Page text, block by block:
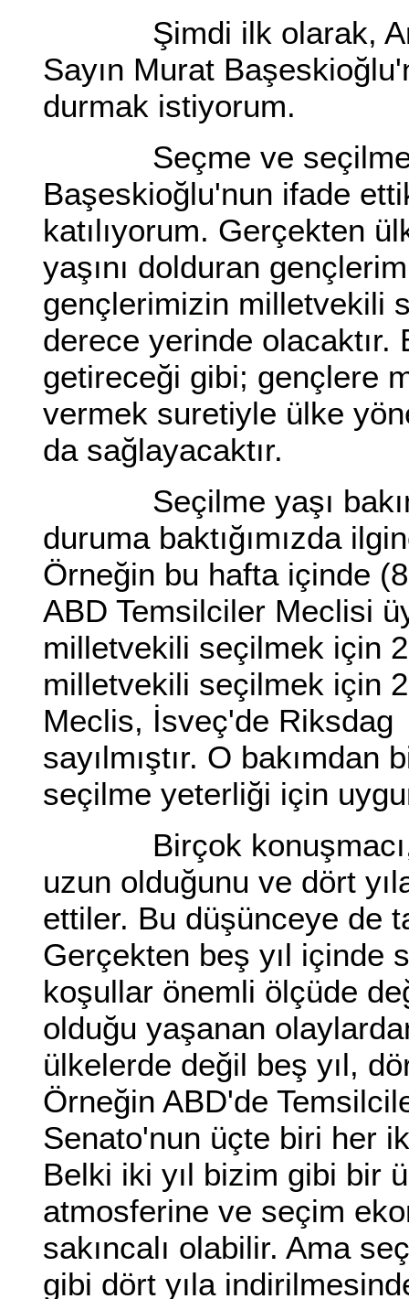
Şimdi ilk olarak,
Sayın Murat
durmak istiyorum.
Seçme ve seçilme
Başeskioğlu'nun ifade
katılıyorum. Gerçekten
yaşını dolduran
gençlerimizin milletvekili
derece yerinde
getireceği gibi; gençlere
vermek suretiyle ülke
da sağlayacaktır.
Seçilme yaşı
duruma baktığımızda
Örneğin bu hafta içinde
ABD Temsilciler Meclisi
milletvekili seçilmek için
milletvekili seçilmek için
Meclis, İsveç'de
sayılmıştır. O
seçilme yeterliği için
Birçok konuşmacı,
uzun olduğunu ve dört
ettiler. Bu düşünceye de
Gerçekten beş yıl içinde
koşullar önemli ölçüde
olduğu yaşanan
ülkelerde değil beş yıl,
Örneğin ABD'de
Senato'nun üçte biri her
Belki iki yıl bizim gibi bir
atmosferine ve seçim
sakıncalı olabilir. Ama
gibi dört yıla